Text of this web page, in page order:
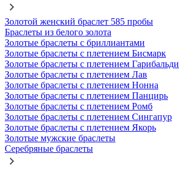
Золотой женский браслет 585 пробы
Браслеты из белого золота
Золотые браслеты с бриллиантами
Золотые браслеты с плетением Бисмарк
Золотые браслеты с плетением Гарибальди
Золотые браслеты с плетением Лав
Золотые браслеты с плетением Нонна
Золотые браслеты с плетением Панцирь
Золотые браслеты с плетением Ромб
Золотые браслеты с плетением Сингапур
Золотые браслеты с плетением Якорь
Золотые мужские браслеты
Серебряные браслеты